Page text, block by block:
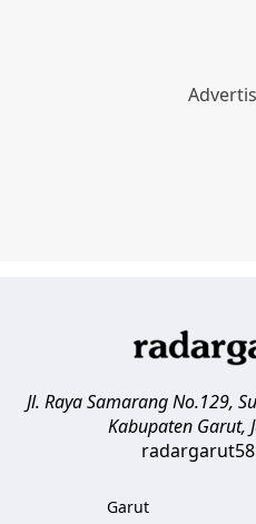
Jl. Raya Samarang No.129,
Kabupaten Garut,
Garut